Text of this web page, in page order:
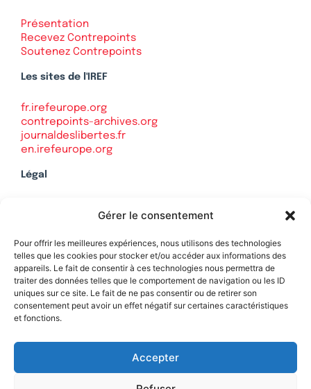
Gérer le consentement
Pour offrir les meilleures expériences, nous utilisons des technologies
telles que les cookies pour stocker et/ou accéder aux informations des
appareils. Le fait de consentir à ces technologies nous permettra de
traiter des données telles que le comportement de navigation ou les ID
uniques sur ce site. Le fait de ne pas consentir ou de retirer son
consentement peut avoir un effet négatif sur certaines caractéristiques
et fonctions.
Accepter
Présentation
Recevez Contrepoints
Soutenez Contrepoints
Les sites de l'IREF
fr.irefeurope.org
contrepoints-archives.org
journaldeslibertes.fr
en.irefeurope.org
Légal
Politique de confidentialité
Contact
Soutenez Contrepoints